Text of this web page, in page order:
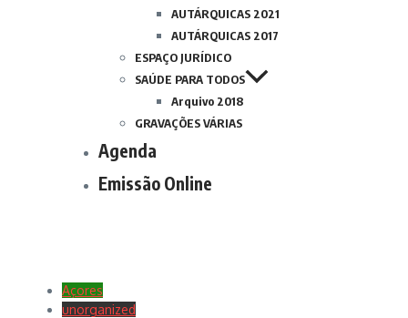
AUTÁRQUICAS 2021
AUTÁRQUICAS 2017
ESPAÇO JURÍDICO
SAÚDE PARA TODOS
Arquivo 2018
GRAVAÇÕES VÁRIAS
Agenda
Emissão Online
Açores
unorganized